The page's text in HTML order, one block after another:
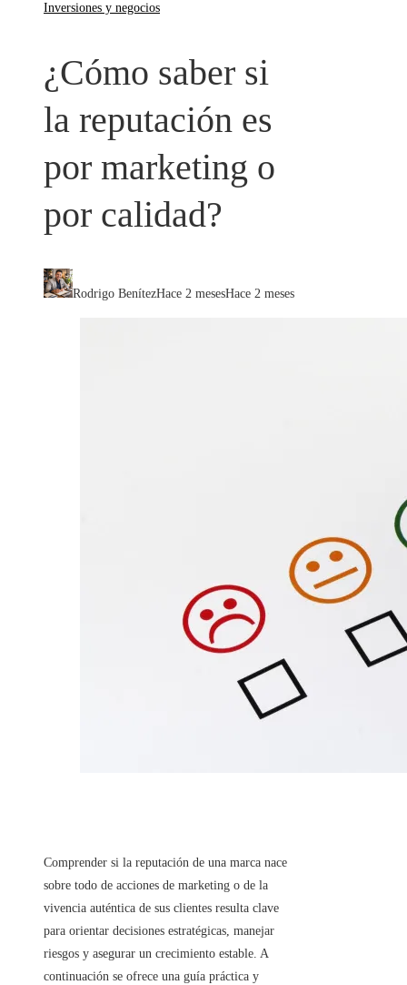
Inversiones y negocios
¿Cómo saber si
la reputación es
por marketing o
por calidad?
Rodrigo BenítezHace 2 mesesHace 2 meses
Comprender si la reputación de una marca nace
sobre todo de acciones de marketing o de la
vivencia auténtica de sus clientes resulta clave
para orientar decisiones estratégicas, manejar
riesgos y asegurar un crecimiento estable. A
continuación se ofrece una guía práctica y